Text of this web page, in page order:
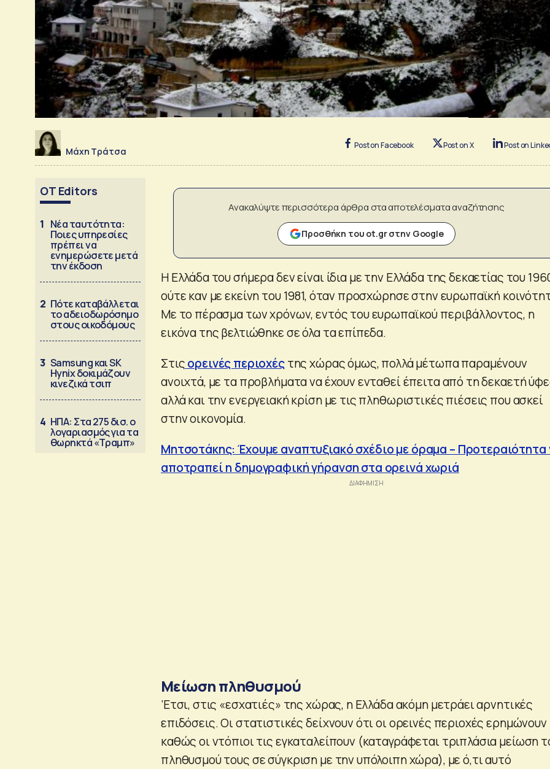
Μάχη Τράτσα
Post on Facebook Post on X Post on
OT Editors
1 Νέα ταυτότητα:
Ποιες υπηρεσίες
πρέπει να
ενημερώσετε μετά
την έκδοση
2 Πότε καταβάλλεται
το αδειοδωρόσημο
στους οικοδόμους
3 Samsung και SK
Hynix δοκιμάζουν
κινεζικά τσιπ
4 ΗΠΑ: Στα 275 δισ. ο
λογαριασμός για τα
θωρηκτά «Τραμπ»
Ανακαλύψτε περισσότερα άρθρα στα αποτελέσματα αναζήτησης
Προσθήκη του ot.gr στην Google
Η Ελλάδα του σήμερα δεν είναι ίδια με την Ελλάδα της δεκαετίας του
ούτε καν με εκείνη του 1981, όταν προσχώρησε στην ευρωπαϊκή
Με το πέρασμα των χρόνων, εντός του ευρωπαϊκού περιβάλλοντος, η
εικόνα της βελτιώθηκε σε όλα τα επίπεδα.
Στιςορεινές περιοχέςτης χώρας όμως, πολλά μέτωπα παραμένουν
ανοιχτά, με τα προβλήματα να έχουν ενταθεί έπειτα από τη δεκαετή
αλλά και την ενεργειακή κρίση με τις πληθωριστικές πιέσεις που ασκεί
στην οικονομία.
Μητσοτάκης: Έχουμε αναπτυξιακό σχέδιο με όραμα – Προτεραιότητα
αποτραπεί η δημογραφική γήρανση στα ορεινά χωριά
Μείωση πληθυσμού
‘Ετσι, στις «εσχατιές» της χώρας, η Ελλάδα ακόμη μετράει αρνητικές
επιδόσεις. Οι στατιστικές δείχνουν ότι οι ορεινές περιοχές ερημώνουν
καθώς οι ντόπιοι τις εγκαταλείπουν (καταγράφεται τριπλάσια μείωση
πληθυσμού τους σε σύγκριση με την υπόλοιπη χώρα), με ό,τι αυτό